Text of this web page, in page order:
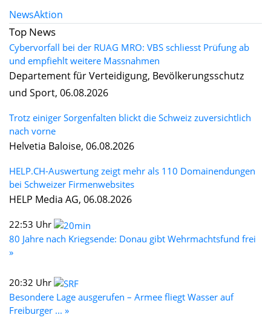
NewsAktion
Top News
Cybervorfall bei der RUAG MRO: VBS schliesst Prüfung ab
und empfiehlt weitere Massnahmen
Departement für Verteidigung, Bevölkerungsschutz
und Sport, 06.08.2026
Trotz einiger Sorgenfalten blickt die Schweiz zuversichtlich
nach vorne
Helvetia Baloise, 06.08.2026
HELP.CH-Auswertung zeigt mehr als 110 Domainendungen
bei Schweizer Firmenwebsites
HELP Media AG, 06.08.2026
22:53 Uhr
80 Jahre nach Kriegsende: Donau gibt Wehrmachtsfund frei
»
20:32 Uhr
Besondere Lage ausgerufen – Armee fliegt Wasser auf
Freiburger ... »